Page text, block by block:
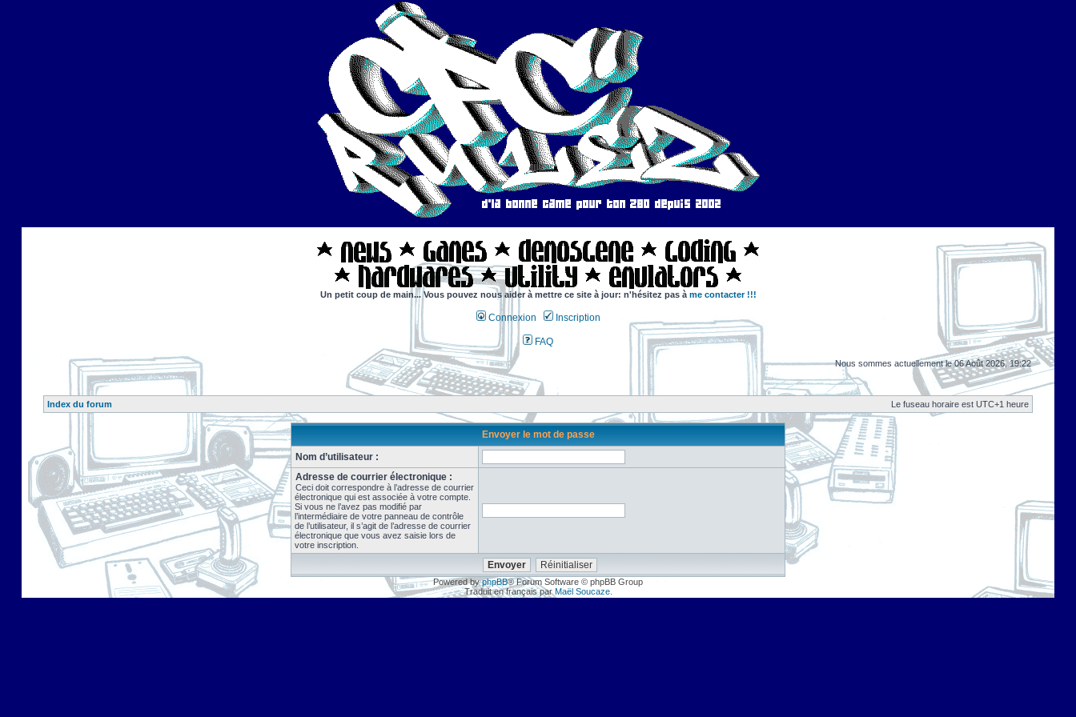
Un petit coup de main... Vous pouvez nous aider à mettre ce site à jour: n'hésitez pas à me contacter !!!
Connexion Inscription
FAQ
Nous sommes actuellement le 06 Août 2026, 19:22
Index du forum Le fuseau horaire est UTC+1 heure
Envoyer le mot de passe
Nom d’utilisateur :
Adresse de courrier électronique :
Ceci doit correspondre à l’adresse de courrier
électronique qui est associée à votre compte.
Si vous ne l’avez pas modifié par
l’intermédiaire de votre panneau de contrôle
de l’utilisateur, il s’agit de l’adresse de courrier
électronique que vous avez saisie lors de
votre inscription.
Powered byphpBB® Forum Software © phpBB Group
Traduit en français par Maël Soucaze.